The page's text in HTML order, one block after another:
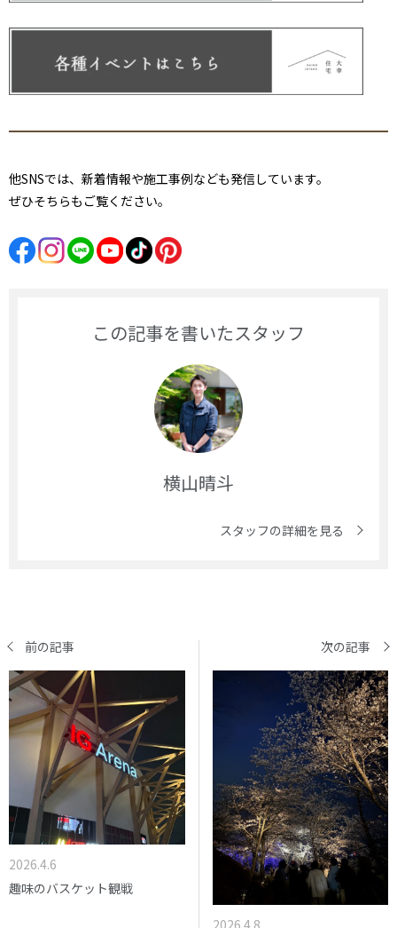
他SNSでは、新着情報や施工事例なども発信しています。
ぜひそちらもご覧ください。
この記事を書いたスタッフ
横山晴斗
スタッフの詳細を見る
前の記事
2026.4.6
趣味のバスケット観戦
次の記事
2026.4.8